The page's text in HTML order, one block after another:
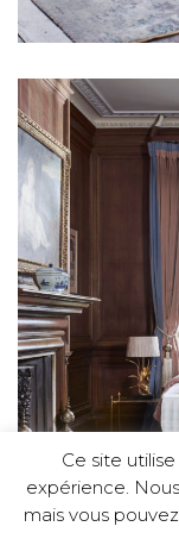
Ce site
expérience.
mais vous